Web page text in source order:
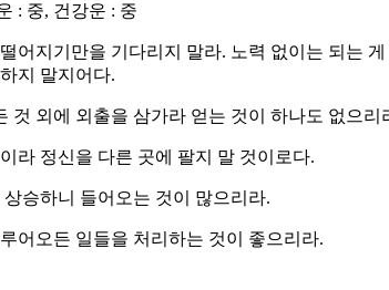
: 중, 건강운 : 중
어지기만을 기다리지 말라. 노력 없이는 되는
지 말지어다.
것 외에 외출을 삼가라 얻는 것이 하나도 없으리
라 정신을 다른 곳에 팔지 말 것이로다.
승하니 들어오는 것이 많으리라.
어오든 일들을 처리하는 것이 좋으리라.